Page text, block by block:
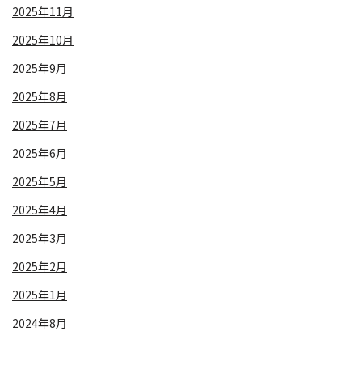
2025年11月
2025年10月
2025年9月
2025年8月
2025年7月
2025年6月
2025年5月
2025年4月
2025年3月
2025年2月
2025年1月
2024年8月